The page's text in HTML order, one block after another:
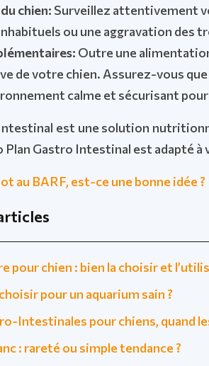
chien: Surveillez attentivement
ou une aggravation des
Outre une
de votre chien. Assurez-vous
calme et sécurisant
est une solution
Plan Gastro Intestinal est adapté
au BARF, est-ce une bonne idée ?
pour chien : bien la choisir et
pour un aquarium sain ?
Intestinales pour chiens, quand
: rareté ou simple tendance ?